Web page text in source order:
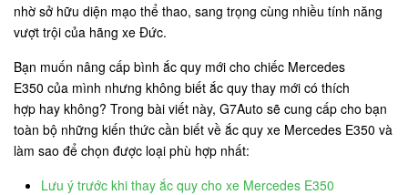
nhờ sở hữu diện mạo thể thao, sang trọng cùng nhiều tính năng
vượt trội của hãng xe Đức.
Bạn muốn nâng cấp bình ắc quy mới cho chiếc Mercedes
E350 của mình nhưng không biết ắc quy thay mới có thích
hợp hay không? Trong bài viết này, G7Auto sẽ cung cấp cho bạn
toàn bộ những kiến thức cần biết về ắc quy xe Mercedes E350 và
làm sao để chọn được loại phù hợp nhất:
Lưu ý trước khi thay ắc quy cho xe Mercedes E350